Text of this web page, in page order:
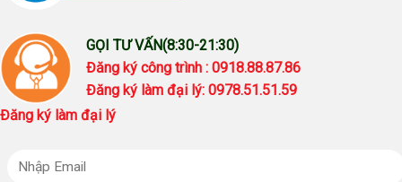
GỌI TƯ VẤN(8:30-21:30)
Đăng ký công trình : 0918.88.87.86
Đăng ký làm đại lý: 0978.51.51.59
Đăng ký làm đại lý